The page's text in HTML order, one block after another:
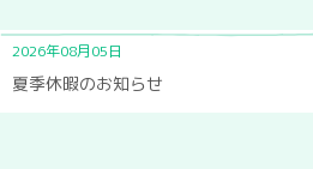
2026年08月05日
夏季休暇のお知らせ